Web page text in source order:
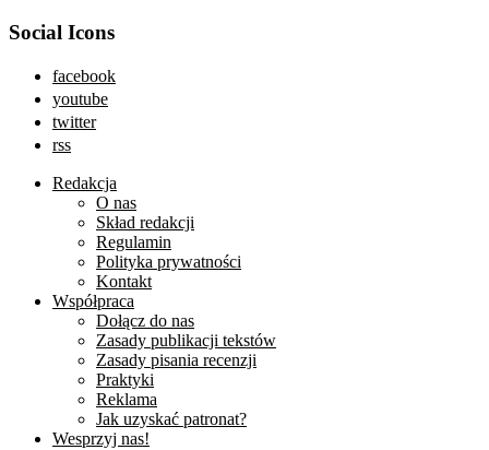
Social Icons
facebook
youtube
twitter
rss
Redakcja
O nas
Skład redakcji
Regulamin
Polityka prywatności
Kontakt
Współpraca
Dołącz do nas
Zasady publikacji tekstów
Zasady pisania recenzji
Praktyki
Reklama
Jak uzyskać patronat?
Wesprzyj nas!